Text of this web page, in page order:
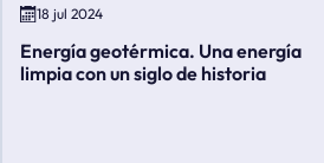
18 jul 2024
Energía geotérmica. Una energía
limpia con un siglo de historia